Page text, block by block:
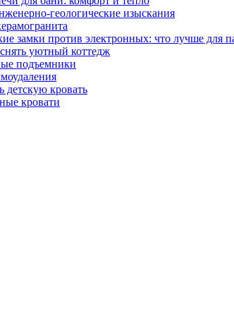
геологические изыскания
замки против электронных: что лучше для
уютный коттедж
подъемники
детскую кровать
кровати